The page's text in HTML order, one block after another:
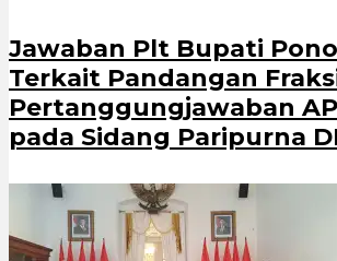
Jawaban Plt Bupati
Terkait Pandangan
Pertanggungjawaban
pada Sidang Paripurna